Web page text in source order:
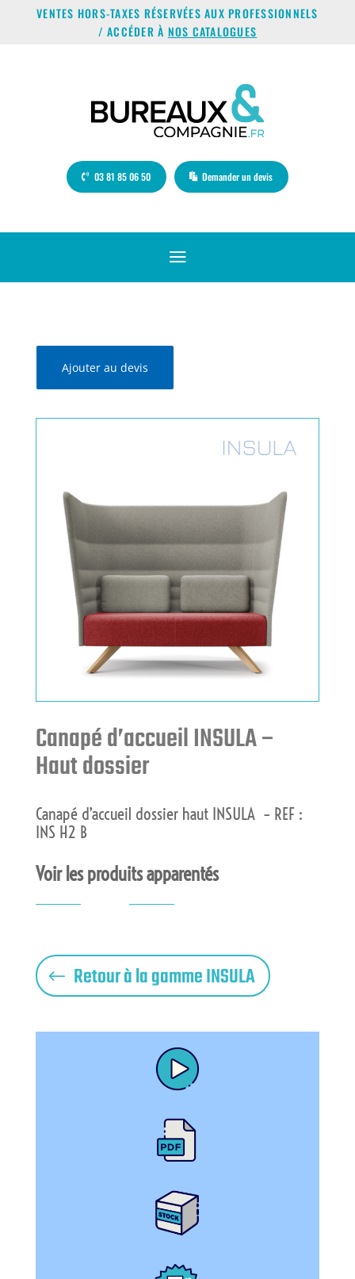
VENTES HORS-TAXES RÉSERVÉES AUX PROFESSIONNELS
/ ACCÉDER À NOS CATALOGUES
03 81 85 06 50 Demander un devis
a
Ajouter au devis
Canapé d’accueil INSULA –
Haut dossier
Canapé d’accueil dossier haut INSULA – REF :
INS H2 B
Voir les produits apparentés
Retour à la gamme INSULA